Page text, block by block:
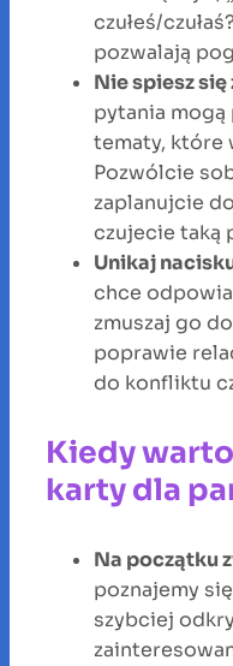
czułeś/
pozwalają
Nie spiesz
pytania
tematy, które
Pozwólcie
zaplanujcie
czujecie taką
Unikaj
chce
zmuszaj go
poprawie
do konfliktu
Kiedy
karty dla
Na początku
poznajemy
szybciej